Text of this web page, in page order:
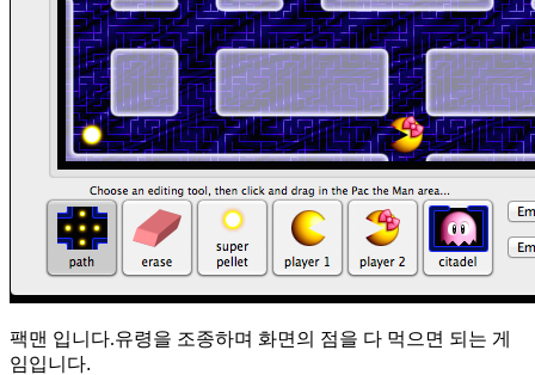
팩맨 입니다.유령을 조종하며 화면의 점을 다 먹으면 되는 게
임입니다.